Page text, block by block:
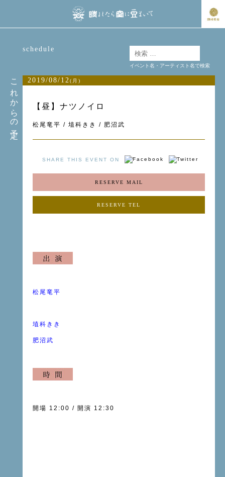
これからの予定
schedule
2019/08/12(月)
【昼】ナツノイロ
松尾竜平 / 埴科きき / 肥沼武
SHARE THIS EVENT ON
RESERVE MAIL
RESERVE TEL
松尾竜平
埴科きき
肥沼武
開場 12:00 / 開演 12:30
イベント名・アーティスト名で検索